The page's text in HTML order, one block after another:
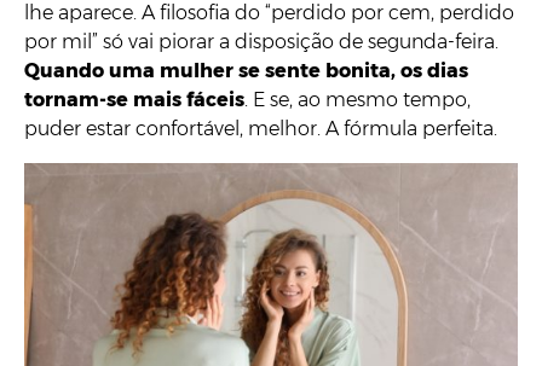
lhe aparece. A filosofia do “perdido por cem, perdido
por mil” só vai piorar a disposição de segunda-feira.
Quando uma mulher se sente bonita, os dias
tornam-se mais fáceis. E se, ao mesmo tempo,
puder estar confortável, melhor. A fórmula perfeita.